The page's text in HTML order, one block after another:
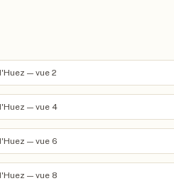
— vue 2
— vue 4
— vue 6
— vue 8